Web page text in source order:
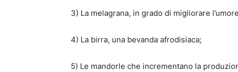
3) La melagrana, in grado di migliorare
4) La birra, una bevanda afrodisiaca;
5) Le mandorle che incrementano la